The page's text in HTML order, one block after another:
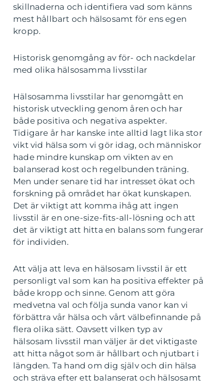
skillnaderna och identifiera vad som känns
mest hållbart och hälsosamt för ens egen
kropp.
Historisk genomgång av för- och nackdelar
med olika hälsosamma livsstilar
Hälsosamma livsstilar har genomgått en
historisk utveckling genom åren och har
både positiva och negativa aspekter.
Tidigare år har kanske inte alltid lagt lika stor
vikt vid hälsa som vi gör idag, och människor
hade mindre kunskap om vikten av en
balanserad kost och regelbunden träning.
Men under senare tid har intresset ökat och
forskning på området har ökat kunskapen.
Det är viktigt att komma ihåg att ingen
livsstil är en one-size-fits-all-lösning och att
det är viktigt att hitta en balans som fungerar
för individen.
Att välja att leva en hälsosam livsstil är ett
personligt val som kan ha positiva effekter på
både kropp och sinne. Genom att göra
medvetna val och följa sunda vanor kan vi
förbättra vår hälsa och vårt välbefinnande på
flera olika sätt. Oavsett vilken typ av
hälsosam livsstil man väljer är det viktigaste
att hitta något som är hållbart och njutbart i
längden. Ta hand om dig själv och din hälsa
och sträva efter ett balanserat och hälsosamt